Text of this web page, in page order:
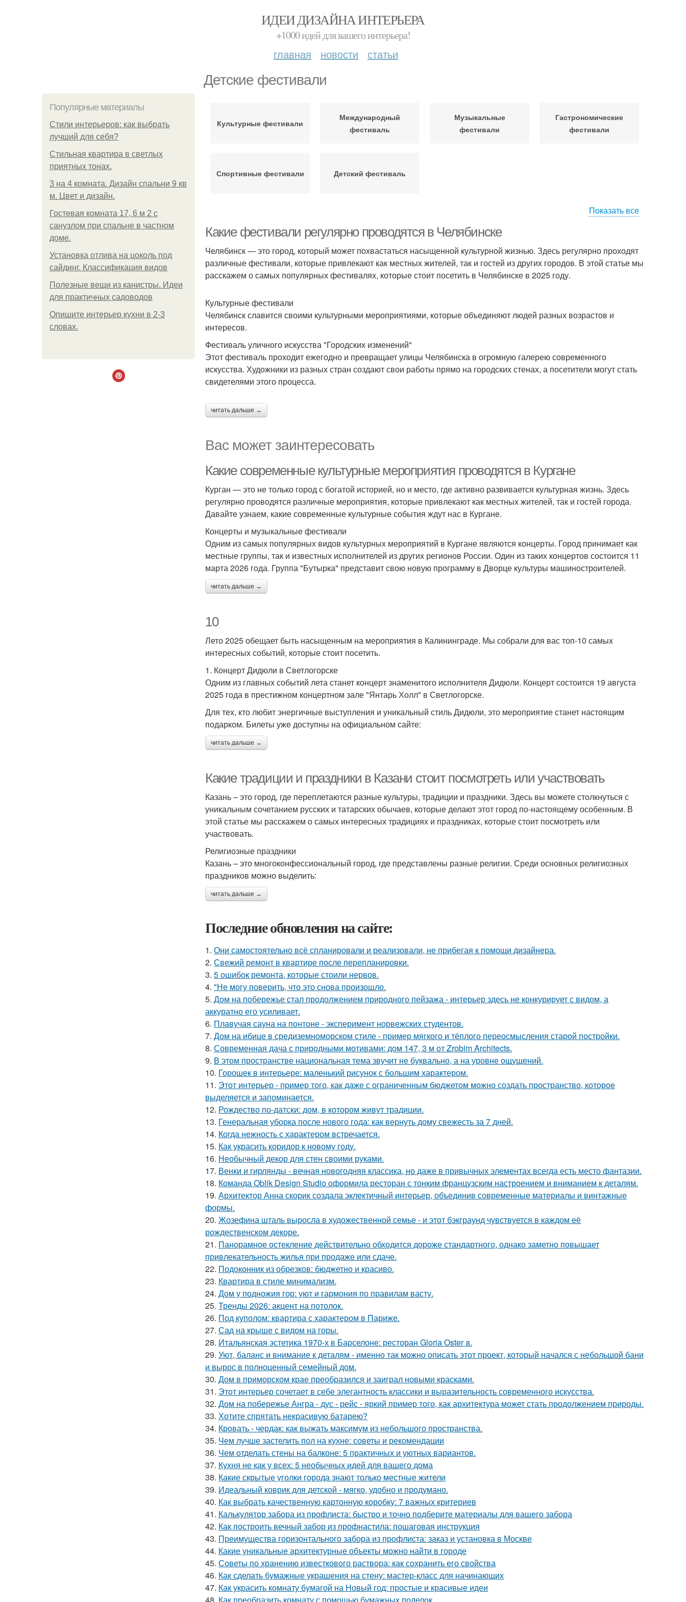
ИДЕИ ДИЗАЙНА ИНТЕРЬЕРА
+1000 идей для вашего интерьера!
главная новости статьи
Детские фестивали
Популярные материалы
Стили интерьеров: как выбрать
лучший для себя?
Стильная квартира в светлых
приятных тонах.
3 на 4 комната. Дизайн спальни 9 кв
м. Цвет и дизайн.
Гостевая комната 17, 6 м 2 с
санузлом при спальне в частном
доме.
Установка отлива на цоколь под
сайдинг. Классификация видов
Полезные вещи из канистры. Идеи
для практичных садоводов
Опишите интерьер кухни в 2-3
словах.
Культурные фестивали
Международный
фестиваль
Музыкальные
фестивали
Гастрономические
фестивали
Спортивные фестивали Детский фестиваль
Показать все
Какие фестивали регулярно проводятся в Челябинске
Челябинск — это город, который может похвастаться насыщенной культурной жизнью. Здесь регулярно проходят
различные фестивали, которые привлекают как местных жителей, так и гостей из других городов. В этой статье мы
расскажем о самых популярных фестивалях, которые стоит посетить в Челябинске в 2025 году.
Культурные фестивали
Челябинск славится своими культурными мероприятиями, которые объединяют людей разных возрастов и
интересов.
Фестиваль уличного искусства "Городских изменений"
Этот фестиваль проходит ежегодно и превращает улицы Челябинска в огромную галерею современного
искусства. Художники из разных стран создают свои работы прямо на городских стенах, а посетители могут стать
свидетелями этого процесса.
читать дальше →
Вас может заинтересовать
Какие современные культурные мероприятия проводятся в Кургане
Курган — это не только город с богатой историей, но и место, где активно развивается культурная жизнь. Здесь
регулярно проводятся различные мероприятия, которые привлекают как местных жителей, так и гостей города.
Давайте узнаем, какие современные культурные события ждут нас в Кургане.
Концерты и музыкальные фестивали
Одним из самых популярных видов культурных мероприятий в Кургане являются концерты. Город принимает как
местные группы, так и известных исполнителей из других регионов России. Один из таких концертов состоится 11
марта 2026 года. Группа "Бутырка" представит свою новую программу в Дворце культуры машиностроителей.
читать дальше →
10
Лето 2025 обещает быть насыщенным на мероприятия в Калининграде. Мы собрали для вас топ-10 самых
интересных событий, которые стоит посетить.
1. Концерт Дидюли в Светлогорске
Одним из главных событий лета станет концерт знаменитого исполнителя Дидюли. Концерт состоится 19 августа
2025 года в престижном концертном зале "Янтарь Холл" в Светлогорске.
Для тех, кто любит энергичные выступления и уникальный стиль Дидюли, это мероприятие станет настоящим
подарком. Билеты уже доступны на официальном сайте:
читать дальше →
Какие традиции и праздники в Казани стоит посмотреть или участвовать
Казань – это город, где переплетаются разные культуры, традиции и праздники. Здесь вы можете столкнуться с
уникальным сочетанием русских и татарских обычаев, которые делают этот город по-настоящему особенным. В
этой статье мы расскажем о самых интересных традициях и праздниках, которые стоит посмотреть или
участвовать.
Религиозные праздники
Казань – это многоконфессиональный город, где представлены разные религии. Среди основных религиозных
праздников можно выделить:
читать дальше →
Последние обновления на сайте:
1. Они самостоятельно всё спланировали и реализовали, не прибегая к помощи дизайнера.
2. Свежий ремонт в квартире после перепланировки.
3. 5 ошибок ремонта, которые стоили нервов.
4. "Не могу поверить, что это снова произошло.
5. Дом на побережье стал продолжением природного пейзажа - интерьер здесь не конкурирует с видом, а
аккуратно его усиливает.
6. Плавучая сауна на понтоне - эксперимент норвежских студентов.
7. Дом на ибице в средиземноморском стиле - пример мягкого и тёплого переосмысления старой постройки.
8. Современная дача с природными мотивами: дом 147, 3 м от Zrobim Architects.
9. В этом пространстве национальная тема звучит не буквально, а на уровне ощущений.
10. Горошек в интерьере: маленький рисунок с большим характером.
11. Этот интерьер - пример того, как даже с ограниченным бюджетом можно создать пространство, которое
выделяется и запоминается.
12. Рождество по-датски: дом, в котором живут традиции.
13. Генеральная уборка после нового года: как вернуть дому свежесть за 7 дней.
14. Когда нежность с характером встречается.
15. Как украсить коридор к новому году.
16. Необычный декор для стен своими руками.
17. Венки и гирлянды - вечная новогодняя классика, но даже в привычных элементах всегда есть место фантазии.
18. Команда Oblik Design Studio оформила ресторан с тонким французским настроением и вниманием к деталям.
19. Архитектор Анна скорик создала эклектичный интерьер, объединив современные материалы и винтажные
формы.
20. Жозефина шталь выросла в художественной семье - и этот бэкграунд чувствуется в каждом её
рождественском декоре.
21. Панорамное остекление действительно обходится дороже стандартного, однако заметно повышает
привлекательность жилья при продаже или сдаче.
22. Подоконник из обрезков: бюджетно и красиво.
23. Квартира в стиле минимализм.
24. Дом у подножия гор: уют и гармония по правилам васту.
25. Тренды 2026: акцент на потолок.
26. Под куполом: квартира с характером в Париже.
27. Сад на крыше с видом на горы.
28. Итальянская эстетика 1970-х в Барселоне: ресторан Gloria Oster a.
29. Уют, баланс и внимание к деталям - именно так можно описать этот проект, который начался с небольшой бани
и вырос в полноценный семейный дом.
30. Дом в приморском крае преобразился и заиграл новыми красками.
31. Этот интерьер сочетает в себе элегантность классики и выразительность современного искусства.
32. Дом на побережье Ангра - дус - рейс - яркий пример того, как архитектура может стать продолжением природы.
33. Хотите спрятать некрасивую батарею?
34. Кровать - чердак: как выжать максимум из небольшого пространства.
35. Чем лучше застелить пол на кухне: советы и рекомендации
36. Чем отделать стены на балконе: 5 практичных и уютных вариантов.
37. Кухня не как у всех: 5 необычных идей для вашего дома
38. Какие скрытые уголки города знают только местные жители
39. Идеальный коврик для детской - мягко, удобно и продумано.
40. Как выбрать качественную картонную коробку: 7 важных критериев
41. Калькулятор забора из профлиста: быстро и точно подберите материалы для вашего забора
42. Как построить вечный забор из профнастила: пошаговая инструкция
43. Преимущества горизонтального забора из профлиста: заказ и установка в Москве
44. Какие уникальные архитектурные объекты можно найти в городе
45. Советы по хранению известкового раствора: как сохранить его свойства
46. Как сделать бумажные украшения на стену: мастер-класс для начинающих
47. Как украсить комнату бумагой на Новый год: простые и красивые идеи